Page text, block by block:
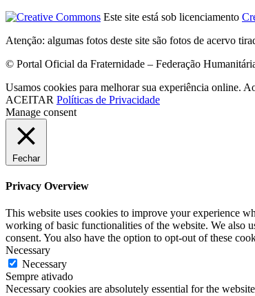
Este site está sob licenciamento
Atenção: algumas fotos deste site são fotos de acervo
© Portal Oficial da Fraternidade – Federação
Usamos cookies para melhorar sua experiência online.
ACEITAR Políticas de Privacidade
Manage consent
Fechar
Privacy Overview
This website uses cookies to improve your experience
working of basic functionalities of the website. We also
consent. You also have the option to opt-out of these
Necessary
Necessary
Sempre ativado
Necessary cookies are absolutely essential for the